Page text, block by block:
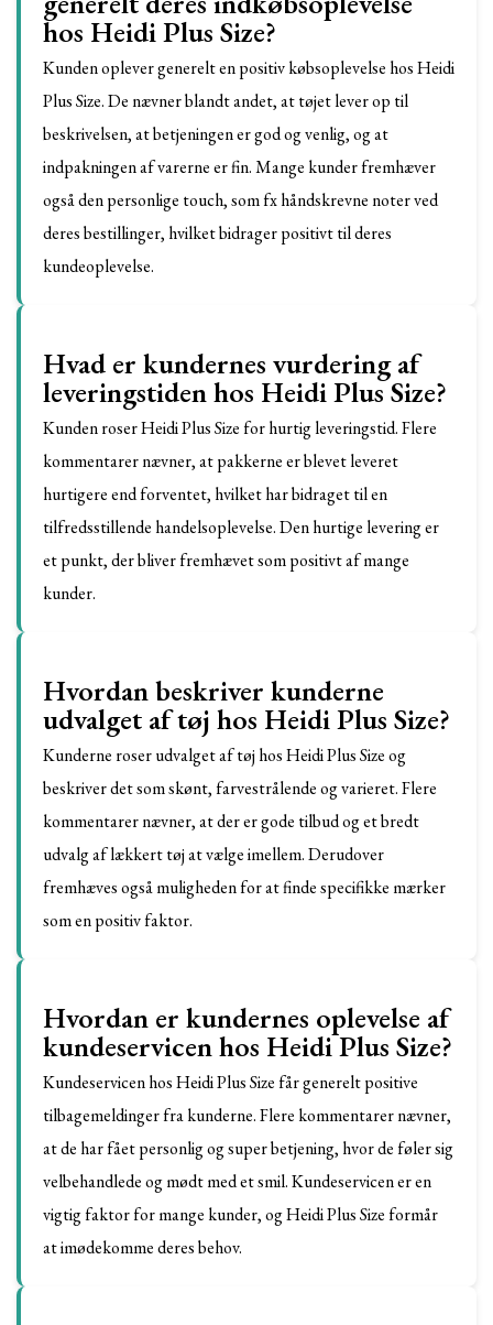
hos Heidi Plus Size?
Kunden oplever generelt en positiv købsoplevelse hos Heidi
Plus Size. De nævner blandt andet, at tøjet lever op til
beskrivelsen, at betjeningen er god og venlig, og at
indpakningen af varerne er fin. Mange kunder fremhæver
også den personlige touch, som fx håndskrevne noter ved
deres bestillinger, hvilket bidrager positivt til deres
kundeoplevelse.
Hvad er kundernes vurdering af
leveringstiden hos Heidi Plus Size?
Kunden roser Heidi Plus Size for hurtig leveringstid. Flere
kommentarer nævner, at pakkerne er blevet leveret
hurtigere end forventet, hvilket har bidraget til en
tilfredsstillende handelsoplevelse. Den hurtige levering er
et punkt, der bliver fremhævet som positivt af mange
kunder.
Hvordan beskriver kunderne
udvalget af tøj hos Heidi Plus Size?
Kunderne roser udvalget af tøj hos Heidi Plus Size og
beskriver det som skønt, farvestrålende og varieret. Flere
kommentarer nævner, at der er gode tilbud og et bredt
udvalg af lækkert tøj at vælge imellem. Derudover
fremhæves også muligheden for at finde specifikke mærker
som en positiv faktor.
Hvordan er kundernes oplevelse af
kundeservicen hos Heidi Plus Size?
Kundeservicen hos Heidi Plus Size får generelt positive
tilbagemeldinger fra kunderne. Flere kommentarer nævner,
at de har fået personlig og super betjening, hvor de føler sig
velbehandlede og mødt med et smil. Kundeservicen er en
vigtig faktor for mange kunder, og Heidi Plus Size formår
at imødekomme deres behov.